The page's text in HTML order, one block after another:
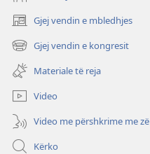
Gjej vendin e mbledhjes
(hap
dritare
të
re)
Gjej vendin e kongresit
(hap
dritare
të
re)
Materiale të reja
Video
Video me përshkrime me zë
Kërko